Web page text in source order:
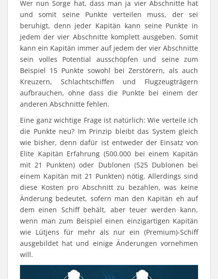
Wer nun Sorge hat, dass man ja vier Abschnitte hat
und somit seine Punkte verteilen muss, der sei
beruhigt, denn jeder Kapitän kann seine Punkte in
jedem der vier Abschnitte komplett ausgeben. Somit
kann ein Kapitän immer auf jedem der vier Abschnitte
sein volles Potential ausschöpfen und seine zum
Beispiel 15 Punkte sowohl bei Zerstörern, als auch
Kreuzern, Schlachtschiffen und Flugzeugträgern
aufbrauchen, ohne dass die Punkte bei einem der
anderen Abschnitte fehlen.
Eine ganz wichtige Frage ist natürlich: Wie verteile ich
die Punkte neu? Im Prinzip bleibt das System gleich
wie bisher, denn dafür ist entweder der Einsatz von
Elite Kapitän Erfahrung (500.000 bei einem Kapitän
mit 21 Punkten) oder Dublonen (525 Dublonen bei
einem Kapitän mit 21 Punkten) nötig. Allerdings sind
diese Kosten pro Abschnitt zu bezahlen, was keine
Änderung bedeutet, sofern man den Kapitän eh auf
dem einen Schiff behält, aber teuer werden kann,
wenn man zum Beispiel einen einzigartigen Kapitän
wie Lütjens für mehr als nur ein (Premium)-Schiff
ausgebildet hat und einige Änderungen vornehmen
will.